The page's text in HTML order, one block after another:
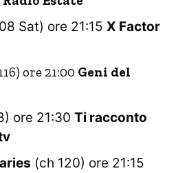
Sat) ore 21:15 X Factor
ore 21:00 Geni del
ore 21:30 Ti racconto
(ch 120) ore 21:15